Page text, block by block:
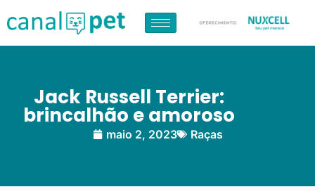
Jack Russell Terrier:
brincalhão e amoroso
maio 2, 2023 Raças